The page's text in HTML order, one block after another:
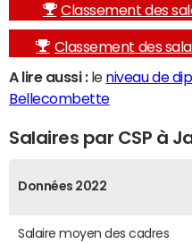
Classement des
Classement des
A lire aussi :le niveau de
Bellecombette
Salaires par CSP à
Données 2022
Salaire moyen des cadres